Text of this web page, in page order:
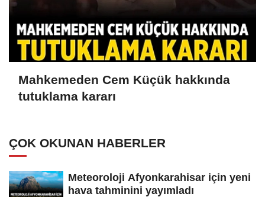
Mahkemeden Cem Küçük hakkında
tutuklama kararı
ÇOK OKUNAN HABERLER
Meteoroloji Afyonkarahisar için yeni
hava tahminini yayımladı